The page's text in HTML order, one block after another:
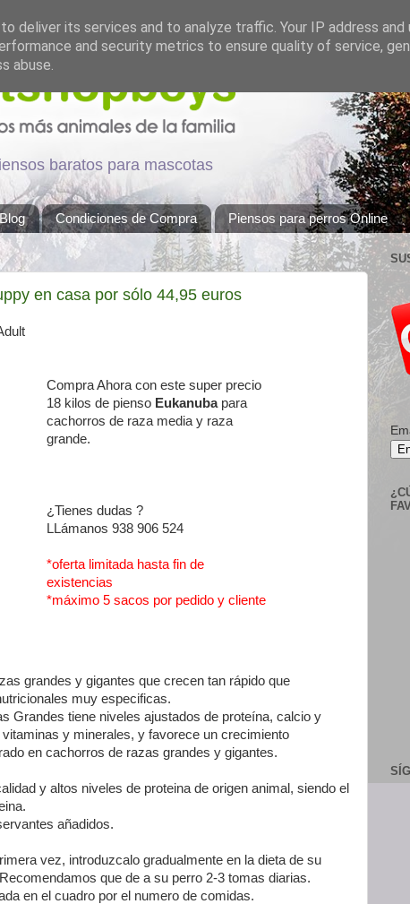
baratos para mascotas
Condiciones de Compra Piensos para perros Online
en casa por sólo 44,95 euros
Compra Ahora con este super precio
18 kilos de pienso Eukanuba para
cachorros de raza media y raza
grande.
¿Tienes dudas ?
LLámanos 938 906 524
*oferta limitada hasta fin de
existencias
*máximo 5 sacos por pedido y cliente
grandes y gigantes que crecen tan rápido que
muy especificas.
Grandes tiene niveles ajustados de proteína, calcio y
y minerales, y favorece un crecimiento
en cachorros de razas grandes y gigantes.
y altos niveles de proteina de origen animal, siendo el
añadidos.
vez, introduzcalo gradualmente en la dieta de su
que de a su perro 2-3 tomas diarias.
en el cuadro por el numero de comidas.
deliver its services and to analyze traffic. Your IP address and
and security metrics to ensure quality of service,
abuse.